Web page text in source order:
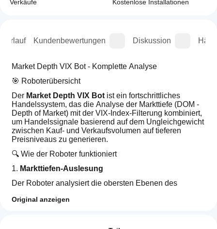
Kundenbewertungen Diskussion
Market Depth VIX Bot - Komplette Analyse
🎯 Roboterübersicht
Der Market Depth VIX Bot ist ein fortschrittliches
Handelssystem, das die Analyse der Markttiefe (DOM -
Depth of Market) mit der VIX-Index-Filterung kombiniert,
um Handelssignale basierend auf dem Ungleichgewicht
zwischen Kauf- und Verkaufsvolumen auf tieferen
Preisniveaus zu generieren.
🔍 Wie der Roboter funktioniert
1. Markttiefen-Auslesung
Der Roboter analysiert die obersten Ebenen des
und Verkaufsvolumen zu berechnen. Im Live-Modus liest
Original anzeigen
Verkäufe Kostenlose Installationen